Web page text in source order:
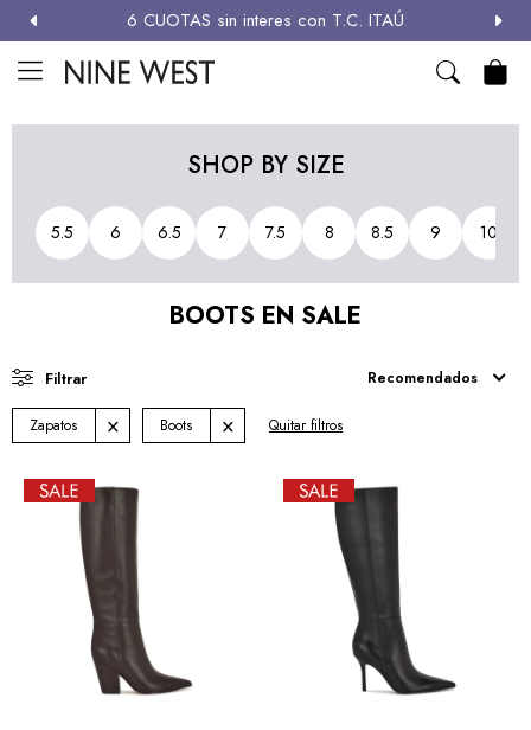
6 CUOTAS sin interes con T.C. ITAÚ

SHOP BY SIZE
5.5 6 6.5 7 7.5 8 8.5 9 10
BOOTS EN SALE
Recomendados
Zapatos Boots Quitar filtros
MI CUENTA
Carteras